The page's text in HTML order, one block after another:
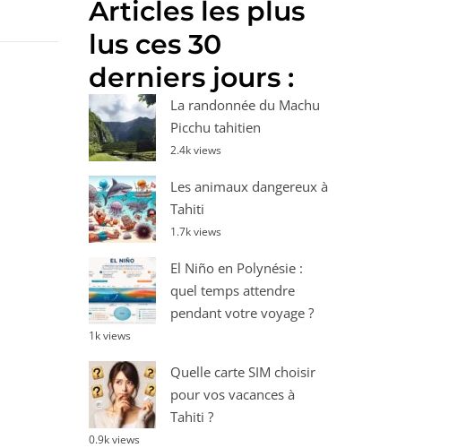
Articles les plus
lus ces 30
derniers jours :
La randonnée du Machu
Picchu tahitien
2.4k views
Les animaux dangereux à
Tahiti
1.7k views
El Niño en Polynésie :
quel temps attendre
pendant votre voyage ?
1k views
Quelle carte SIM choisir
pour vos vacances à
Tahiti ?
0.9k views